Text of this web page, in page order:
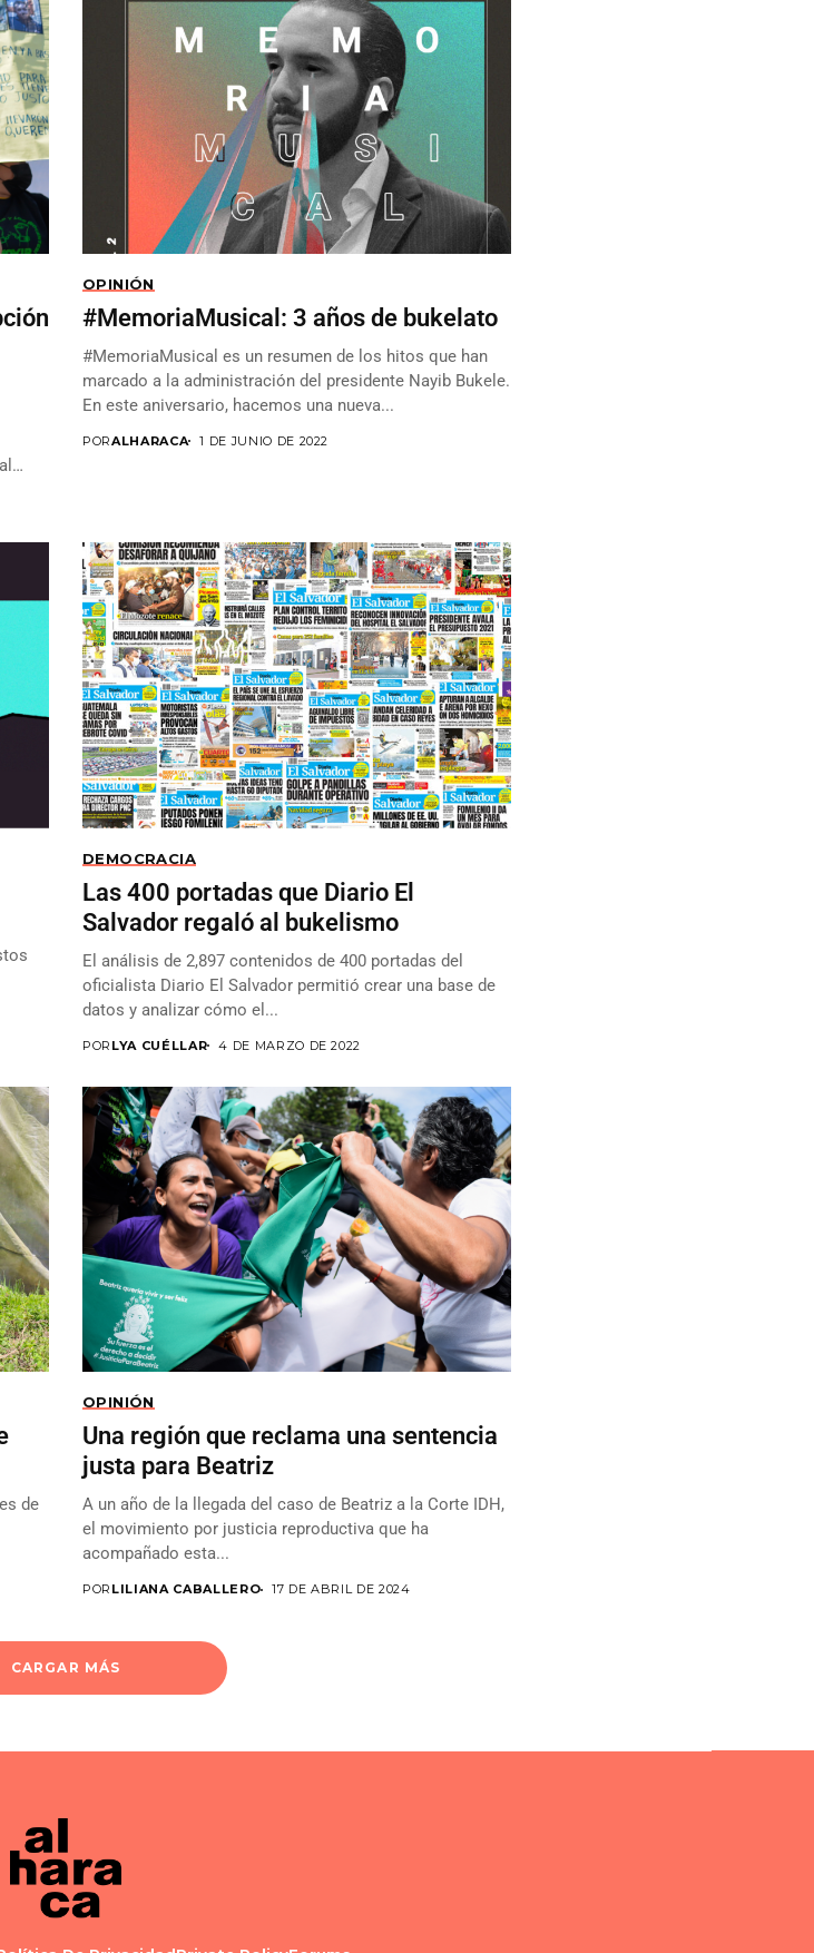
OPINIÓN
#MemoriaMusical: 3 años de bukelato
#MemoriaMusical es un resumen de los hitos que han
marcado a la administración del presidente Nayib Bukele.
En este aniversario, hacemos una nueva...
PORALHARACA 1 DE JUNIO DE 2022
DEMOCRACIA
Las 400 portadas que Diario El
Salvador regaló al bukelismo
El análisis de 2,897 contenidos de 400 portadas del
oficialista Diario El Salvador permitió crear una base de
datos y analizar cómo el...
POR LYA CUÉLLAR 4 DE MARZO DE 2022
de
OPINIÓN
Una región que reclama una sentencia
justa para Beatriz
A un año de la llegada del caso de Beatriz a la Corte IDH,
el movimiento por justicia reproductiva que ha
acompañado esta...
POR LILIANA CABALLERO 17 DE ABRIL DE 2024
CARGAR MÁS